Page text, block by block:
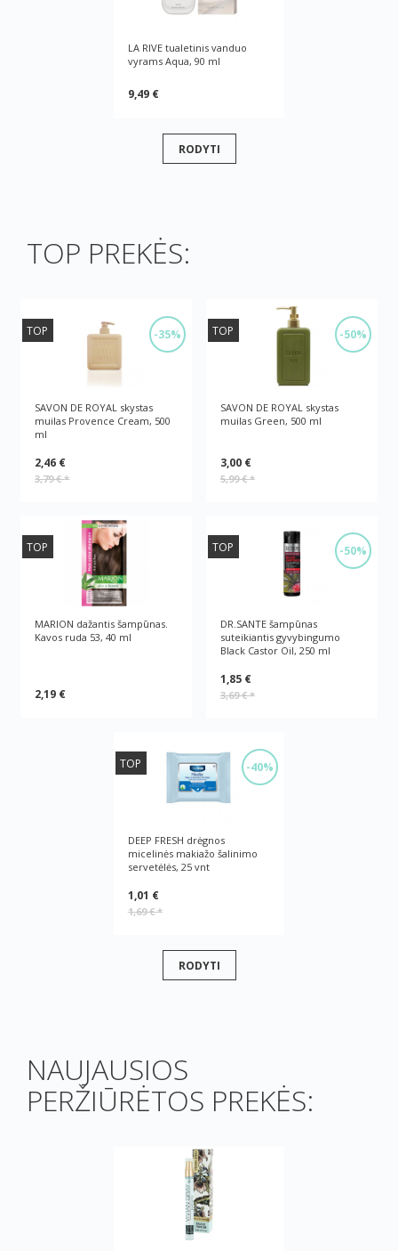
LA RIVE tualetinis vanduo
vyrams Aqua, 90 ml
9,49 €
RODYTI
TOP PREKĖS:
-35%
TOP
SAVON DE ROYAL skystas
muilas Provence Cream, 500
ml
2,46 €
3,79 €*
-50%
TOP
SAVON DE ROYAL skystas
muilas Green, 500 ml
3,00 €
5,99 €*
TOP
MARION dažantis šampūnas.
Kavos ruda 53, 40 ml
2,19 €
-50%
TOP
DR.SANTE šampūnas
suteikiantis gyvybingumo
Black Castor Oil, 250 ml
1,85 €
3,69 €*
-40%
TOP
DEEP FRESH drėgnos
micelinės makiažo šalinimo
servetėlės, 25 vnt
1,01 €
1,69 €*
RODYTI
NAUJAUSIOS
PERŽIŪRĖTOS PREKĖS: